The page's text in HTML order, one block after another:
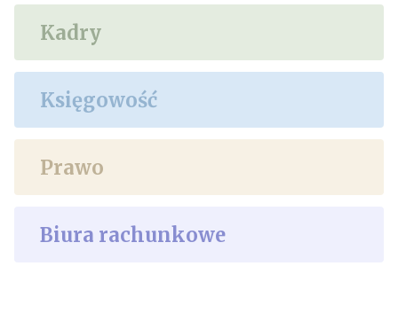
Kadry
Księgowość
Prawo
Biura rachunkowe